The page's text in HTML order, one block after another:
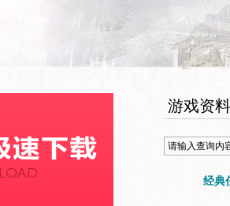
游戏资料
经典